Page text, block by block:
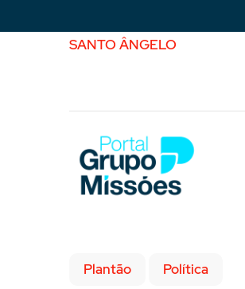
SANTO ÂNGELO
Plantão Política